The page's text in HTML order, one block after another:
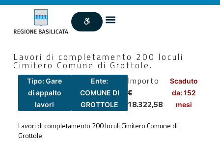
Lavori di completamento 200 loculi
Cimitero Comune di Grottole.
Tipo: Gare
di appalto
lavori
Ente:
COMUNE DI
GROTTOLE
Importo
€
18.322,58
Scaduto
da: 152
mesi
Lavori di completamento 200 loculi Cimitero Comune di
Grottole.